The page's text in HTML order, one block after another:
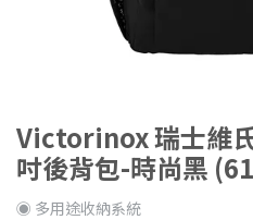
Victorinox 瑞士維
吋後背包-時尚黑
◉ 多用途收納系統